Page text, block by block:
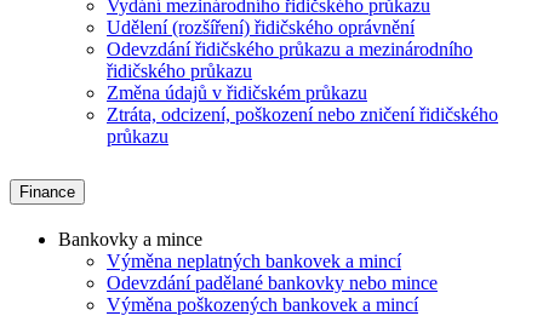
Vydání mezinárodního řidičského průkazu
Udělení (rozšíření) řidičského oprávnění
Odevzdání řidičského průkazu a mezinárodního
řidičského průkazu
Změna údajů v řidičském průkazu
Ztráta, odcizení, poškození nebo zničení řidičského
průkazu
Finance
Bankovky a mince
Výměna neplatných bankovek a mincí
Odevzdání padělané bankovky nebo mince
Výměna poškozených bankovek a mincí